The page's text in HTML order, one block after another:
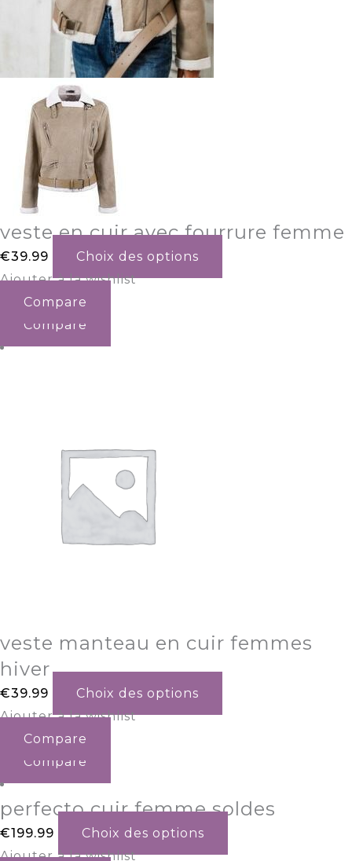
veste en cuir avec fourrure femme
€39.99
Choix des options
Ajouter à la wishlist
Compare
Compare
veste manteau en cuir femmes
hiver
€39.99
Choix des options
Ajouter à la wishlist
Compare
Compare
perfecto cuir femme soldes
€199.99
Choix des options
Ajouter à la wishlist